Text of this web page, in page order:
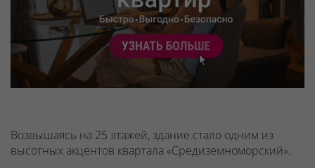
Возвышаясь на 25 этажей, здание стало одним из
высотных акцентов квартала «Средиземноморский».